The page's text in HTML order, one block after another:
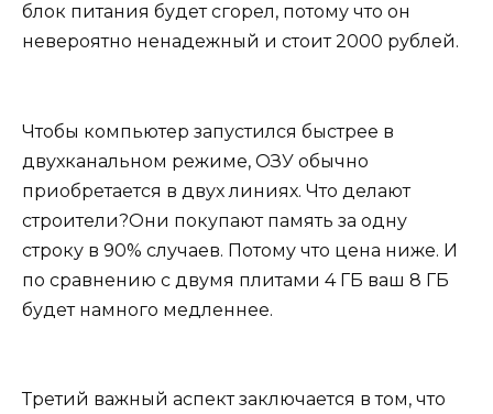
блок питания будет сгорел, потому что он
невероятно ненадежный и стоит 2000 рублей.
Чтобы компьютер запустился быстрее в
двухканальном режиме, ОЗУ обычно
приобретается в двух линиях. Что делают
строители?Они покупают память за одну
строку в 90% случаев. Потому что цена ниже. И
по сравнению с двумя плитами 4 ГБ ваш 8 ГБ
будет намного медленнее.
Третий важный аспект заключается в том, что